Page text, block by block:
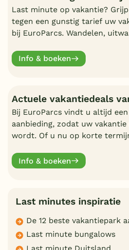
Last minute op vakantie?
tegen een gunstig tarief uw
bij EuroParcs. Wandelen,
eigen bungalow
Info & boeken
Actuele vakantiedeals
Bij EuroParcs vindt u altijd
aanbieding, zodat uw
wordt. Of u nu op korte
actuele vakantiedeals.
Info & boeken
Last minutes inspiratie
De 12 beste vakantiepark
Last minute bungalows